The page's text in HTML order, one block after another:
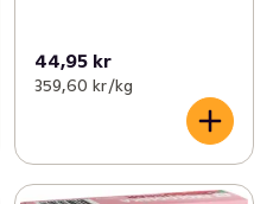
44,95 kr
359,60 kr /kg